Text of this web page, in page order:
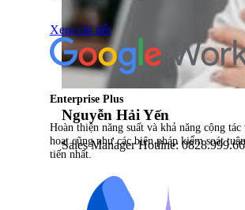
Nguyễn Hải Yến
Sales Manager Hotline:
Xem chi tiết
Enterprise Plus
Hoàn thiện năng suất và khả năng cộng
hoạt cũng như các biện pháp kiểm soát
tiến nhất.